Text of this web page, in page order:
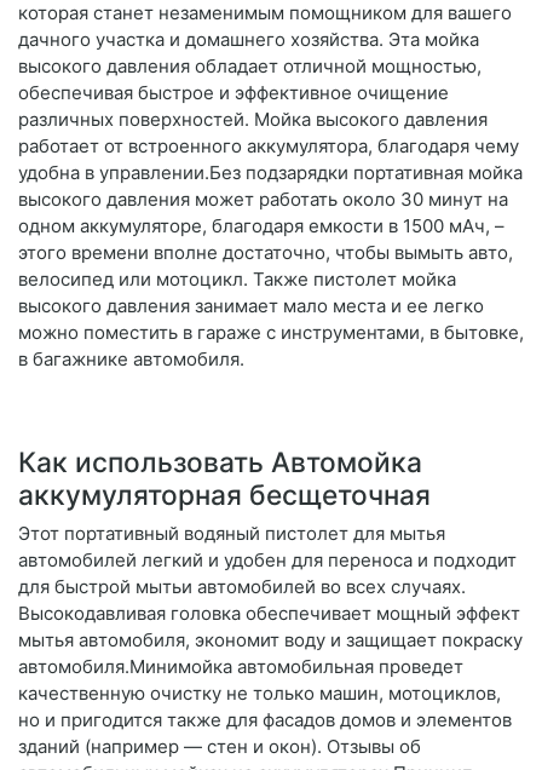
которая станет незаменимым помощником для вашего
дачного участка и домашнего хозяйства. Эта мойка
высокого давления обладает отличной мощностью,
обеспечивая быстрое и эффективное очищение
различных поверхностей. Мойка высокого давления
работает от встроенного аккумулятора, благодаря чему
удобна в управлении.Без подзарядки портативная мойка
высокого давления может работать около 30 минут на
одном аккумуляторе, благодаря емкости в 1500 мАч, –
этого времени вполне достаточно, чтобы вымыть авто,
велосипед или мотоцикл. Также пистолет мойка
высокого давления занимает мало места и ее легко
можно поместить в гараже с инструментами, в бытовке,
в багажнике автомобиля.
Как использовать Автомойка
аккумуляторная бесщеточная
Этот портативный водяный пистолет для мытья
автомобилей легкий и удобен для переноса и подходит
для быстрой мытьи автомобилей во всех случаях.
Высокодавливая головка обеспечивает мощный эффект
мытья автомобиля, экономит воду и защищает покраску
автомобиля.Минимойка автомобильная проведет
качественную очистку не только машин, мотоциклов,
но и пригодится также для фасадов домов и элементов
зданий (например — стен и окон). Отзывы об